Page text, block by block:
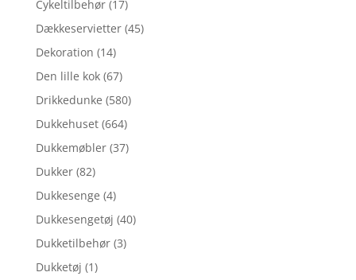
Cykeltilbehør (17)
Dækkeservietter (45)
Dekoration (14)
Den lille kok (67)
Drikkedunke (580)
Dukkehuset (664)
Dukkemøbler (37)
Dukker (82)
Dukkesenge (4)
Dukkesengetøj (40)
Dukketilbehør (3)
Dukketøj (1)